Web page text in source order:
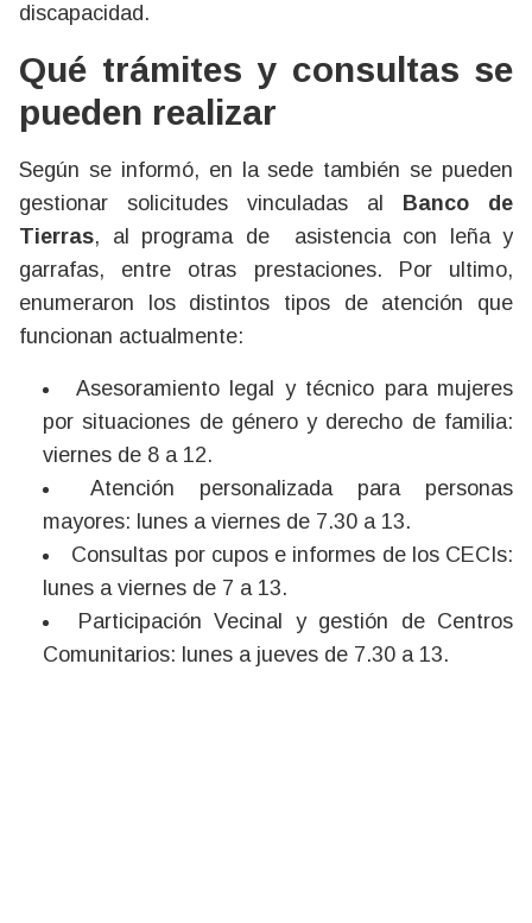
discapacidad.
Qué trámites y consultas se
pueden realizar
Según se informó, en la sede también se pueden
gestionar solicitudes vinculadas al
Banco de
Tierras, al programa de asistencia con leña y
garrafas, entre otras prestaciones. Por ultimo,
enumeraron los distintos tipos de atención que
funcionan actualmente:
Asesoramiento legal y técnico para mujeres
por situaciones de género y derecho de familia:
viernes de 8 a 12.
Atención personalizada para personas
mayores: lunes a viernes de 7.30 a 13.
Consultas por cupos e informes de los CECIs:
lunes a viernes de 7 a 13.
Participación Vecinal y gestión de Centros
Comunitarios: lunes a jueves de 7.30 a 13.